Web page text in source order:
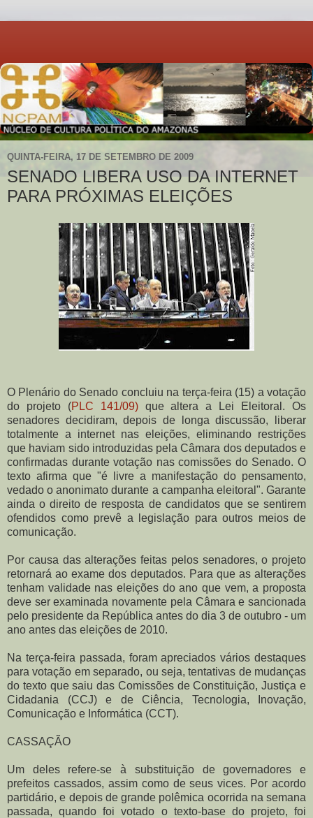
QUINTA-FEIRA, 17 DE SETEMBRO DE 2009
SENADO LIBERA USO DA INTERNET
PARA PRÓXIMAS ELEIÇÕES
O Plenário do Senado concluiu na terça-feira (15) a votação
do projeto (PLC 141/09) que altera a Lei Eleitoral. Os
senadores decidiram, depois de longa discussão, liberar
totalmente a internet nas eleições, eliminando restrições
que haviam sido introduzidas pela Câmara dos deputados e
confirmadas durante votação nas comissões do Senado. O
texto afirma que "é livre a manifestação do pensamento,
vedado o anonimato durante a campanha eleitoral". Garante
ainda o direito de resposta de candidatos que se sentirem
ofendidos como prevê a legislação para outros meios de
comunicação.
Por causa das alterações feitas pelos senadores, o projeto
retornará ao exame dos deputados. Para que as alterações
tenham validade nas eleições do ano que vem, a proposta
deve ser examinada novamente pela Câmara e sancionada
pelo presidente da República antes do dia 3 de outubro - um
ano antes das eleições de 2010.
Na terça-feira passada, foram apreciados vários destaques
para votação em separado, ou seja, tentativas de mudanças
do texto que saiu das Comissões de Constituição, Justiça e
Cidadania (CCJ) e de Ciência, Tecnologia, Inovação,
Comunicação e Informática (CCT).
CASSAÇÃO
Um deles refere-se à substituição de governadores e
prefeitos cassados, assim como de seus vices. Por acordo
partidário, e depois de grande polêmica ocorrida na semana
passada, quando foi votado o texto-base do projeto, foi